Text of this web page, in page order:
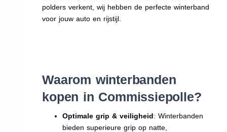
polders verkent, wij hebben de perfecte winterband
voor jouw auto en rijstijl.
Waarom winterbanden
kopen in Commissiepolle?
Optimale grip & veiligheid: Winterbanden
bieden superieure grip op natte,